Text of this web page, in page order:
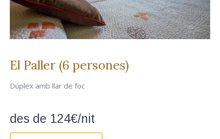
El Paller (6 persones)
Dúplex amb llar de foc
des de 124€/nit